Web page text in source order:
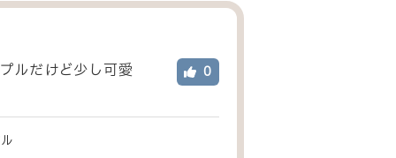
0
ルだけど少し可愛